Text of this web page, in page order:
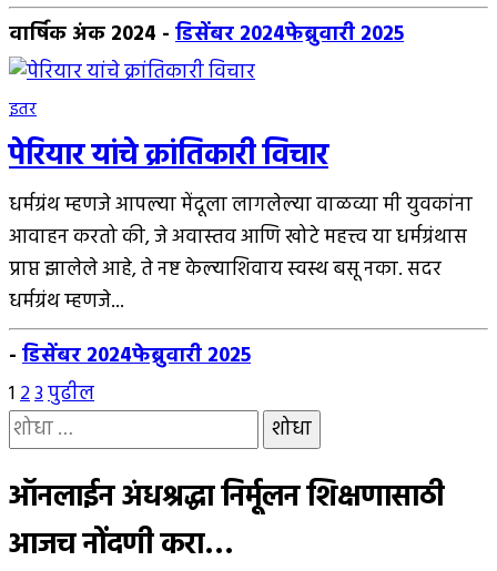
वार्षिक अंक 2024 - डिसेंबर 2024फेब्रुवारी 2025
इतर
पेरियार यांचे क्रांतिकारी विचार
धर्मग्रंथ म्हणजे आपल्या मेंदूला लागलेल्या वाळव्या मी युवकांना
आवाहन करतो की, जे अवास्तव आणि खोटे महत्त्व या धर्मग्रंथास
प्राप्त झालेले आहे, ते नष्ट केल्याशिवाय स्वस्थ बसू नका. सदर
धर्मग्रंथ म्हणजे...
- डिसेंबर 2024फेब्रुवारी 2025
पोस्ट्स
पृष्ठांकन
123पुढील
यांचा
शोध
घ्या
ऑनलाईन अंधश्रद्धा निर्मूलन शिक्षणासाठी
आजच नोंदणी करा…